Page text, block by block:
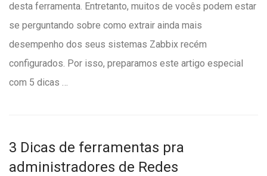
desta ferramenta. Entretanto, muitos de vocês podem estar
se perguntando sobre como extrair ainda mais
desempenho dos seus sistemas Zabbix recém
configurados. Por isso, preparamos este artigo especial
com 5 dicas …
3 Dicas de ferramentas pra
administradores de Redes